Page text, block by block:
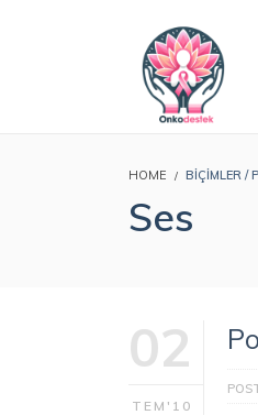
HOME BIÇIMLER /
Ses
02
TEM'10